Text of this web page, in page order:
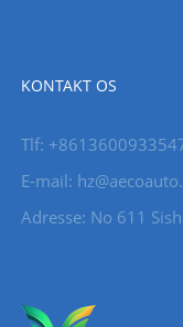
KONTAKT OS
Tlf:
E-mail:
Adresse: No 611